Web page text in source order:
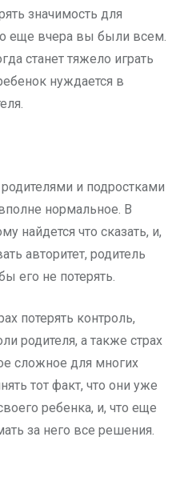
значимость для
еще вчера вы были всем.
станет тяжело играть
нуждается в
и подростками
нормальное. В
найдется что сказать, и,
авторитет, родитель
его не потерять.
потерять контроль,
родителя, а также страх
сложное для многих
тот факт, что они уже
ребенка, и, что еще
за него все решения.